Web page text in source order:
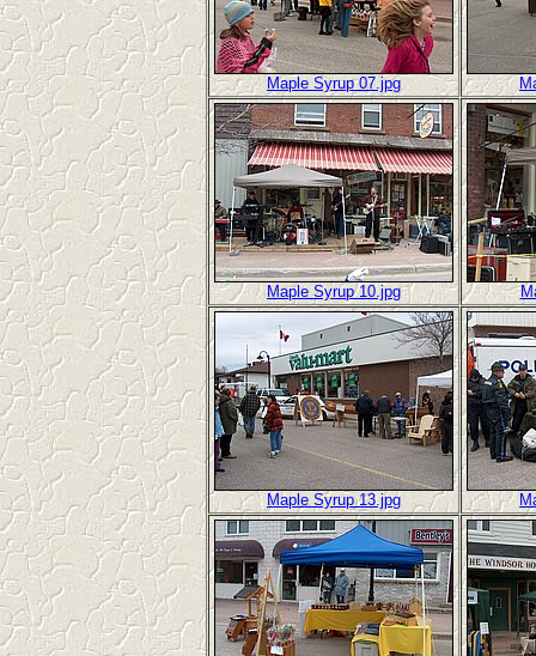
Maple Syrup 07.jpg
Maple Syrup 10.jpg
Maple Syrup 13.jpg